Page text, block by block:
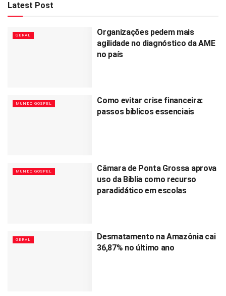
Latest Post
GERAL
Organizações pedem mais
agilidade no diagnóstico da AME
no país
MUNDO GOSPEL
Como evitar crise financeira:
passos bíblicos essenciais
MUNDO GOSPEL
Câmara de Ponta Grossa aprova
uso da Bíblia como recurso
paradidático em escolas
GERAL
Desmatamento na Amazônia cai
36,87% no último ano